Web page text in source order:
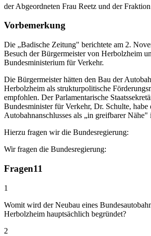
der Abgeordneten Frau Reetz und der
Vorbemerkung
Die „Badische Zeitung" berichtete am 2.
Besuch der Bürgermeister von Herbolzheim
Bundesministerium für Verkehr.
Die Bürgermeister hätten den Bau der
Herbolzheim als strukturpolitische
empfohlen. Der Parlamentarische
Bundesminister für Verkehr, Dr. Schulte, habe
Autobahnanschlusses als „in greifbarer Nähe"
Hierzu fragen wir die Bundesregierung:
Wir fragen die Bundesregierung:
Fragen11
1
Womit wird der Neubau eines
Herbolzheim hauptsächlich begründet?
2